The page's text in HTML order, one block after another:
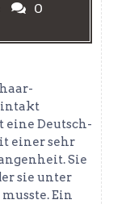
0
intakt
eine Deutsch-
einer sehr
Sie
sie unter
Ein